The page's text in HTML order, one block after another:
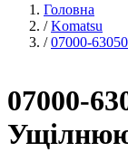
Головна
/ Komatsu
/ 07000-
07000-